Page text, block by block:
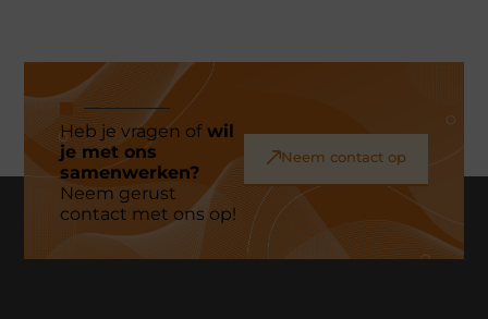
Heb je vragen ofwil
je met ons
samenwerken?
Neem gerust
contact met ons op!
Neem contact op